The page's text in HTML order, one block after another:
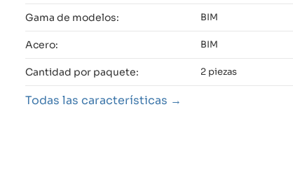
Gama de modelos: BIM
Acero: BIM
Cantidad por paquete: 2 piezas
Todas las características